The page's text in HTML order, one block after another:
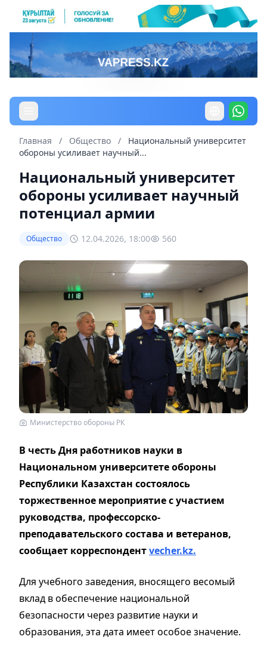
Главная / Общество /
Национальный университет
обороны усиливает научный...
Национальный университет
обороны усиливает научный
потенциал армии
Общество 12.04.2026, 18:00 560
Министерство обороны РК
В честь Дня работников науки в
Национальном университете обороны
Республики Казахстан состоялось
торжественное мероприятие с участием
руководства, профессорско-
преподавательского состава и ветеранов,
сообщает корреспондентvecher.kz.
Для учебного заведения, вносящего весомый
вклад в обеспечение национальной
безопасности через развитие науки и
образования, эта дата имеет особое значение.